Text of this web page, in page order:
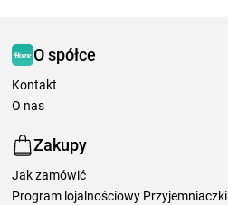
O spółce
Kontakt
O nas
Zakupy
Jak zamówić
Program lojalnościowy Przyjemniaczki